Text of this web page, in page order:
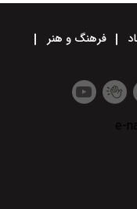
فرهنگ و هنر